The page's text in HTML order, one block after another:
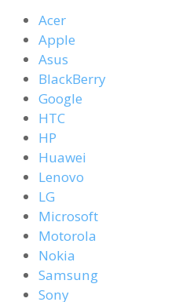
Acer
Apple
Asus
BlackBerry
Google
HTC
HP
Huawei
Lenovo
LG
Microsoft
Motorola
Nokia
Samsung
Sony